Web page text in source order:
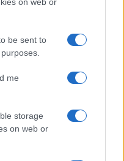
be sent to
me
storage
on web or